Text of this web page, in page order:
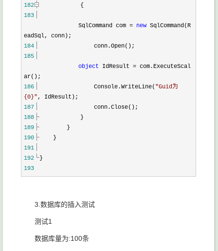
182
{
183
SqlCommand com = new SqlCommand(R
eadSql, conn);
184
conn.Open();
185
object IdResult = com.ExecuteScal
ar();
186
Console.WriteLine( "Guid为
{0}", IdResult);
187
conn.Close();
188
}
189
}
190
}
191
192
}
193
3.数据库的插入测试
测试1
数据库量为:100条